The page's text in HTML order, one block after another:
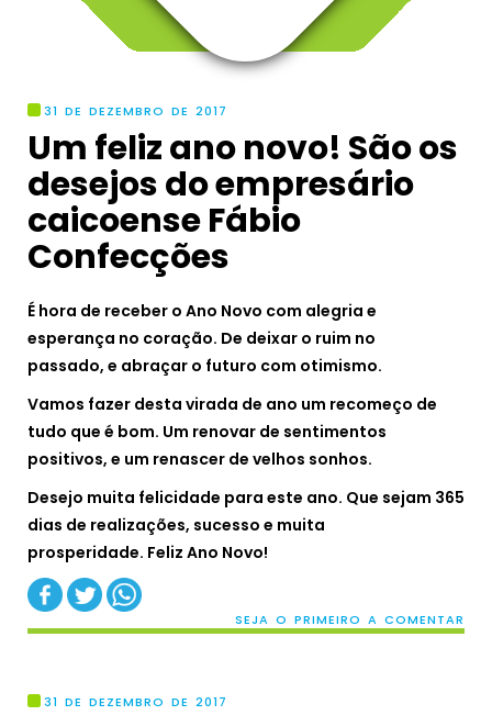
t
i
31 DE DEZEMBRO DE 2017
Um feliz ano novo! São os
desejos do empresário
caicoense Fábio
Confecções
É hora de receber o Ano Novo com alegria e
esperança no coração. De deixar o ruim no
passado, e abraçar o futuro com otimismo.
Vamos fazer desta virada de ano um recomeço de
tudo que é bom. Um renovar de sentimentos
positivos, e um renascer de velhos sonhos.
Desejo muita felicidade para este ano. Que sejam 365
dias de realizações, sucesso e muita
prosperidade. Feliz Ano Novo!
SEJA O PRIMEIRO A COMENTAR
31 DE DEZEMBRO DE 2017